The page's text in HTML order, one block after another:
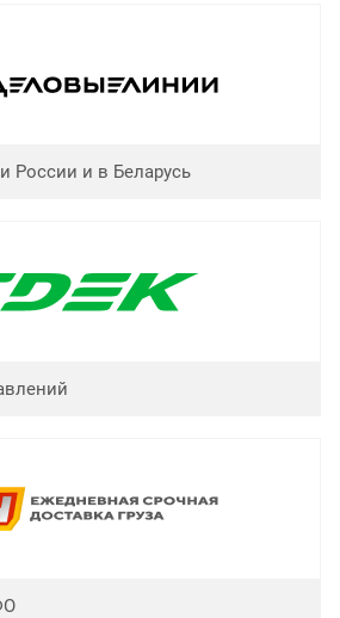
России и в Беларусь